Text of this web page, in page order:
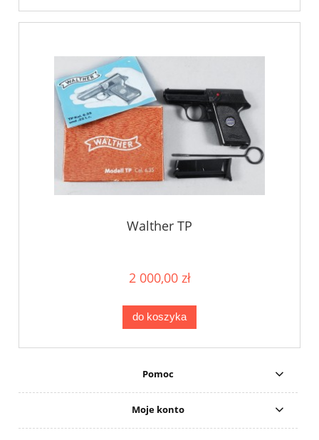
Walther TP
2 000,00 zł
do koszyka
Pomoc
Moje konto